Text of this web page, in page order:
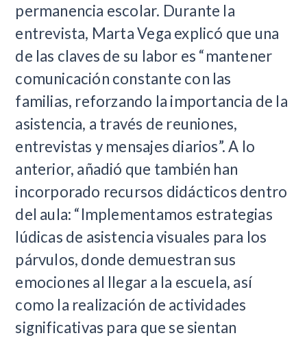
permanencia escolar. Durante la
entrevista, Marta Vega explicó que una
de las claves de su labor es “mantener
comunicación constante con las
familias, reforzando la importancia de la
asistencia, a través de reuniones,
entrevistas y mensajes diarios”. A lo
anterior, añadió que también han
incorporado recursos didácticos dentro
del aula: “Implementamos estrategias
lúdicas de asistencia visuales para los
párvulos, donde demuestran sus
emociones al llegar a la escuela, así
como la realización de actividades
significativas para que se sientan